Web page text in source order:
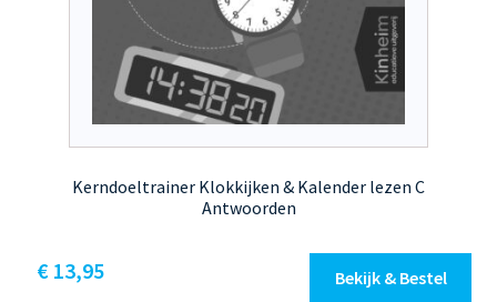
Kerndoeltrainer Klokkijken & Kalender lezen C
Antwoorden
€13,95
Bekijk & Bestel